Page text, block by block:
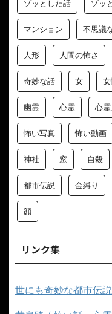
タグ
ほんのり怖い話 ア
ゾッとした話 ゾッ
マンション 不思議
人形 人間の怖さ
奇妙な話
幽霊 心
怖い写真
都市伝説 金縛り
顔